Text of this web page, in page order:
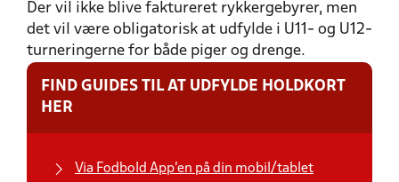
Der vil ikke blive faktureret rykkergebyrer, men
det vil være obligatorisk at udfylde i U11- og U12-
turneringerne for både piger og drenge.
FIND GUIDES TIL AT UDFYLDE HOLDKORT
HER
Via Fodbold App'en på din mobil/tablet